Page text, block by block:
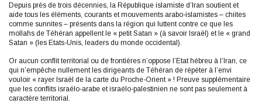
Depuis près de trois décennies, la République islamiste d’Iran soutient et
aide tous les éléments, courants et mouvements arabo-islamistes – chiites
comme sunnites – présents dans la région qui luttent contre ce que les
mollahs de Téhéran appellent le « petit Satan » (à savoir Israël) et le « grand
Satan » (les Etats-Unis, leaders du monde occidental).
Or aucun conflit territorial ou de frontières n’oppose l’Etat hébreu à l’Iran, ce
qui n’empêche nullement les dirigeants de Téhéran de répéter à l’envi
vouloir « rayer Israël de la carte du Proche-Orient » ! Preuve supplémentaire
que les conflits israélo-arabe et israélo-palestinien ne sont pas seulement à
caractère territorial.